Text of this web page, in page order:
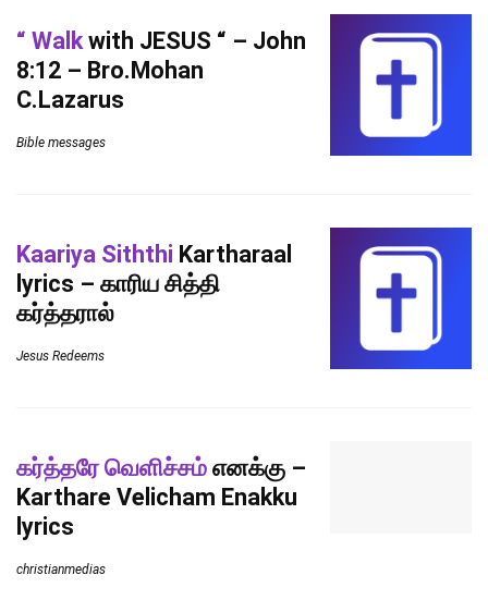
“ Walkwith JESUS “ – John
8:12 – Bro.Mohan
C.Lazarus
Bible messages
Kaariya Siththi Kartharaal
lyrics – காரிய சித்தி
கர்த்தரால்
Jesus Redeems
கர்த்தரே வெளிச்சம் எனக்கு –
Karthare Velicham Enakku
lyrics
christianmedias